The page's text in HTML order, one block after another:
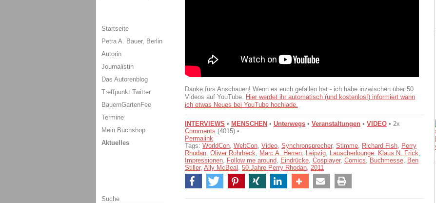
Danke fürs Anschauen! Wenn es euch gefallen hat - ich habe inzwischen über 50
Videos auf YouTube. Hier werdet ihr automatisch (und kostenlos!) informiert wann
ich etwas Neues bei YouTube hochlade.
INTERVIEWS • MENSCHEN • Unterwegs • Veranstaltungen • VIDEO • 2x
Comments (4015) •
Permalink
Tags: WorldCon, WeltCon, Video, Synchronsprecher, Stimme, Richard Fish, Perry
Rhodan, Oliver Rohrbeck, Marc A. Herren, Leipzig, Lauscherlounge, Klaus N. Frick,
Impressionen, Follow me around, Eindrücke, Cosplayer, Comics, Buchmesse, Ben
Stiller, Ally McBeal , 50 Jahre Perry Rhodan, 2011
Startseite
Petra A. Bauer, Berlin
Autorin
Journalistin
Das Autorenblog
Treffpunkt Twitter
BauernGartenFee
Termine
Mein Buchshop
Aktuelles
Suche